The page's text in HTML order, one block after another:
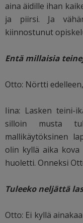
aina äidille ihan
ja piirsi. Ja
kiinnostunut
Entä millaisia
Otto: Nörtti
Iina: Lasken teini-
silloin musta
mallikäytöksinen
olin kyllä aika kova
huoletti. Onneksi
Tuleeko neljättä
Otto: Ei kyllä